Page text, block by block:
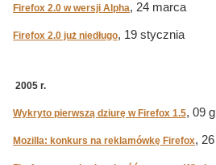
Firefox 2.0 w wersji Alpha, 24 marca
Firefox 2.0 już niedługo, 19 stycznia
2005 r.
Wykryto pierwszą dziurę w Firefox 1.5, 09
Mozilla: konkurs na reklamówkę Firefox,